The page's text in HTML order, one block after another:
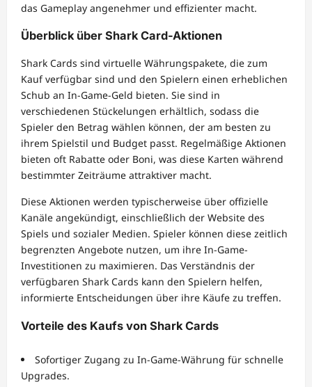
das Gameplay angenehmer und effizienter macht.
Überblick über Shark Card-Aktionen
Shark Cards sind virtuelle Währungspakete, die zum
Kauf verfügbar sind und den Spielern einen erheblichen
Schub an In-Game-Geld bieten. Sie sind in
verschiedenen Stückelungen erhältlich, sodass die
Spieler den Betrag wählen können, der am besten zu
ihrem Spielstil und Budget passt. Regelmäßige Aktionen
bieten oft Rabatte oder Boni, was diese Karten während
bestimmter Zeiträume attraktiver macht.
Diese Aktionen werden typischerweise über offizielle
Kanäle angekündigt, einschließlich der Website des
Spiels und sozialer Medien. Spieler können diese zeitlich
begrenzten Angebote nutzen, um ihre In-Game-
Investitionen zu maximieren. Das Verständnis der
verfügbaren Shark Cards kann den Spielern helfen,
informierte Entscheidungen über ihre Käufe zu treffen.
Vorteile des Kaufs von Shark Cards
Sofortiger Zugang zu In-Game-Währung für schnelle
Upgrades.